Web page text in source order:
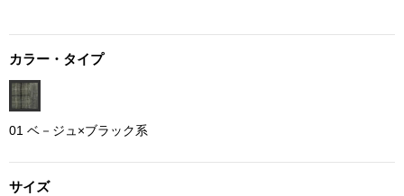
その他
カラー・タイプ
01 ベ－ジュ×ブラック系
サイズ